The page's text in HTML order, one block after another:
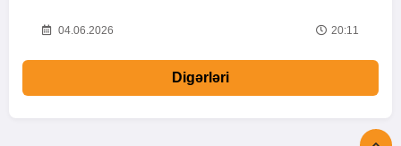
04.06.2026 20:11
Digərləri